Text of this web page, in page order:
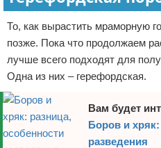
То, как вырастить мраморную
позже. Пока что продолжаем
лучше всего подходят для
Одна из них – герефордская.
Вам будет
Боров и хряк:
разведения